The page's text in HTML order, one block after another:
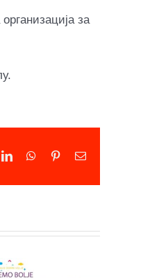
за
LinkedInWhatsApp
PinterestEmail